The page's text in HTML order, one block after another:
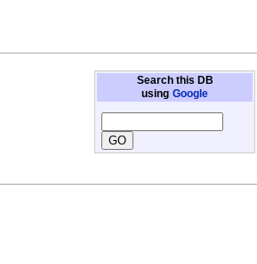
Search this DB
using Google